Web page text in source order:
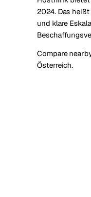
2024. Das
und klare
Compare
Österreich.